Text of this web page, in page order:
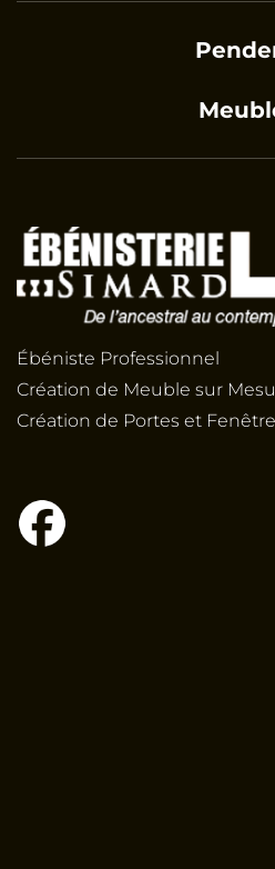
Ébéniste Professionnel
Création de Meuble sur
Création de Portes et